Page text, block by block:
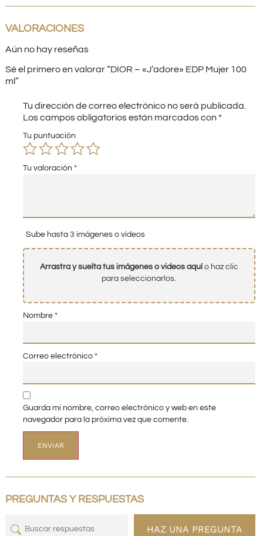
VALORACIONES
Aún no hay reseñas
Sé el primero en valorar “DIOR – «J’adore» EDP Mujer 100
ml”
Tu dirección de correo electrónico no será publicada.
Los campos obligatorios están marcados con *
Tu puntuación
Tu valoración *
Sube hasta 3 imágenes o vídeos
Arrastra y suelta tus imágenes o videos aquío haz clic
para seleccionarlos.
Nombre *
Correo electrónico *
Guarda mi nombre, correo electrónico y web en este
navegador para la próxima vez que comente.
PREGUNTAS Y RESPUESTAS
HAZ UNA PREGUNTA